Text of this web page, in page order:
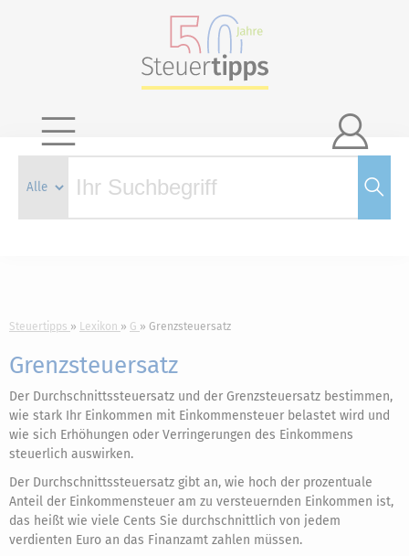

Steuertipps Lexikon G Grenzsteuersatz
Grenzsteuersatz
Der Durchschnittssteuersatz und der Grenzsteuersatz bestimmen,
wie stark Ihr Einkommen mit Einkommensteuer belastet wird und
wie sich Erhöhungen oder Verringerungen des Einkommens
steuerlich auswirken.
Der Durchschnittssteuersatz gibt an, wie hoch der prozentuale
Anteil der Einkommensteuer am zu versteuernden Einkommen ist,
das heißt wie viele Cents Sie durchschnittlich von jedem
verdienten Euro an das Finanzamt zahlen müssen.